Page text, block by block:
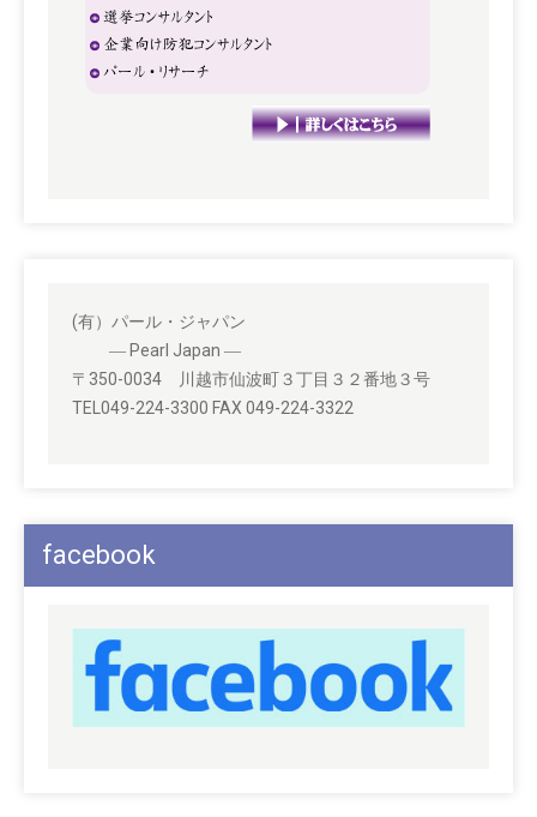
(有）パール・ジャパン
― Pearl Japan ―
〒350-0034 川越市仙波町３丁目３２番地３号
TEL049-224-3300 FAX 049-224-3322
facebook